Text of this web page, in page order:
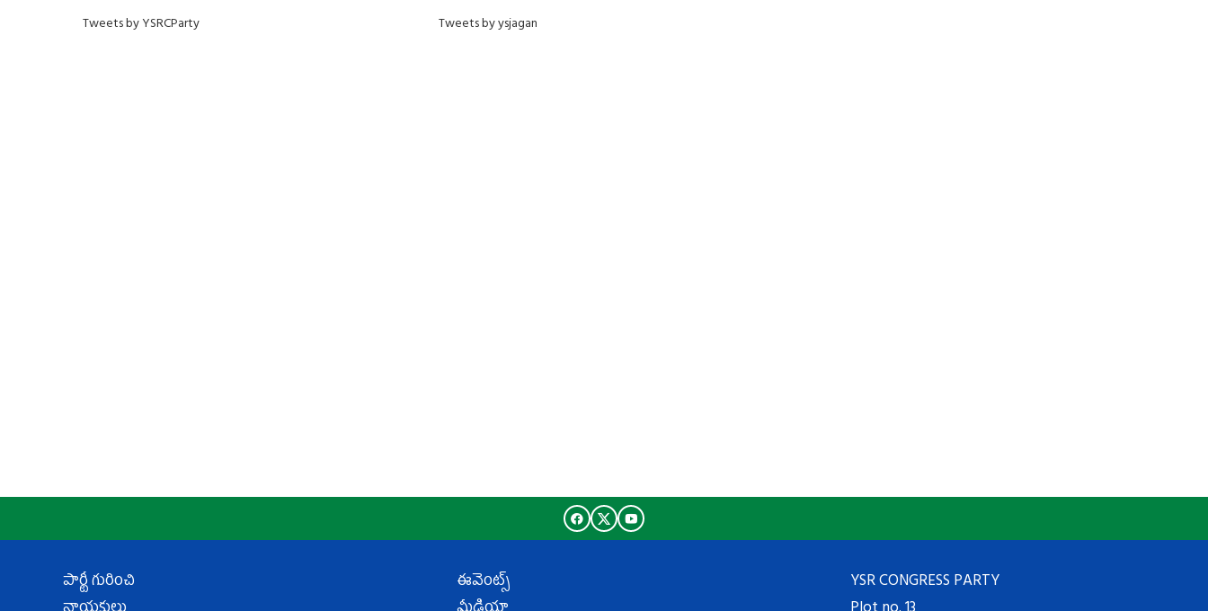
Tweets by YSRCParty Tweets by ysjagan
పార్టీ గురించి
ఈవెంట్స్
YSR CONGRESS PARTY